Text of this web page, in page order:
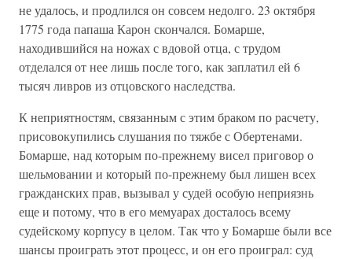
не удалось, и продлился он совсем недолго. 23 октября
1775 года папаша Карон скончался. Бомарше,
находившийся на ножах с вдовой отца, с трудом
отделался от нее лишь после того, как заплатил ей 6
тысяч ливров из отцовского наследства.
К неприятностям, связанным с этим браком по расчету,
присовокупились слушания по тяжбе с Обертенами.
Бомарше, над которым по-прежнему висел приговор о
шельмовании и который по-прежнему был лишен всех
гражданских прав, вызывал у судей особую неприязнь
еще и потому, что в его мемуарах досталось всему
судейскому корпусу в целом. Так что у Бомарше были все
шансы проиграть этот процесс, и он его проиграл: суд